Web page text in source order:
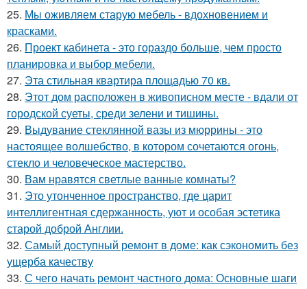
25. Мы оживляем старую мебель - вдохновением и
красками.
26. Проект кабинета - это гораздо больше, чем просто
планировка и выбор мебели.
27. Эта стильная квартира площадью 70 кв.
28. Этот дом расположен в живописном месте - вдали от
городской суеты, среди зелени и тишины.
29. Выдувание стеклянной вазы из мюррины - это
настоящее волшебство, в котором сочетаются огонь,
стекло и человеческое мастерство.
30. Вам нравятся светлые ванные комнаты?
31. Это утонченное пространство, где царит
интеллигентная сдержанность, уют и особая эстетика
старой доброй Англии.
32. Самый доступный ремонт в доме: как сэкономить без
ущерба качеству
33. С чего начать ремонт частного дома: Основные шаги